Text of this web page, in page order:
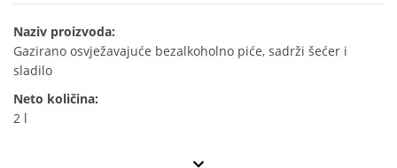
Naziv proizvoda:
Gazirano osvježavajuće bezalkoholno piće, sadrži šećer i
sladilo
Neto količina:
2 l